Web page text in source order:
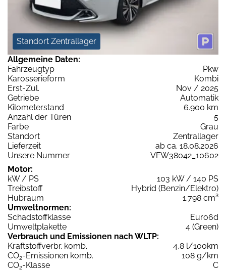
Standort Zentrallager
Allgemeine Daten:
Fahrzeugtyp
Pkw
Karosserieform
Kombi
Erst-Zul.
Nov / 2025
Getriebe
Automatik
Kilometerstand
6.900 km
Anzahl der Türen
5
Farbe
Grau
Standort
Zentrallager
Lieferzeit
ab ca. 18.08.2026
Unsere Nummer
VFW38042_10602
Motor:
kW / PS
103 kW / 140 PS
Treibstoff
Hybrid (Benzin/Elektro)
Hubraum
1.798 cm³
Umweltnormen:
Schadstoffklasse
Euro6d
Umweltplakette
4 (Green)
Verbrauch und Emissionen nach WLTP:
Kraftstoffverbr. komb.
4,8 l/100km
CO2-Emissionen komb.
108 g/km
CO2-Klasse
C